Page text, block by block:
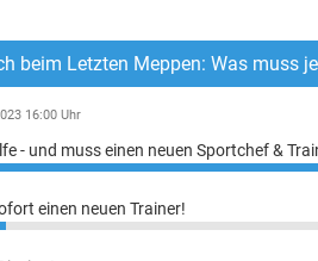
beim Letzten Meppen: Was muss
16:00 Uhr
- und muss einen neuen Sportchef &
einen neuen Trainer!